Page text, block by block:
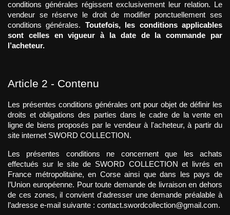
conditions générales régissent exclusivement leur relation. Le
vendeur se réserve le droit de modifier ponctuellement ses
conditions générales. Toutefois, les conditions applicables
sont celles en vigueur à la date de la commande par
l’acheteur.
Article 2 - Contenu
Les présentes conditions générales ont pour objet de définir les
droits et obligations des parties dans le cadre de la vente en
ligne de biens proposés par le vendeur à l'acheteur, à partir du
site internet SWORD COLLECTION.
Les présentes conditions ne concernent que les achats
effectués sur le site de SWORD COLLECTION et livrés en
France métropolitaine, en Corse ainsi que dans les pays de
l’Union européenne. Pour toute demande de livraison en dehors
de ces zones, il convient d'adresser une demande préalable à
l’adresse e-mail suivante : contact.swordcollection@gmail.com.